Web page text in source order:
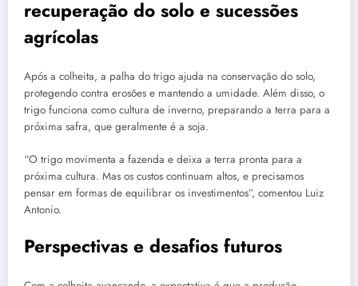
recuperação do solo e sucessões
agrícolas
Após a colheita, a palha do trigo ajuda na conservação do solo,
protegendo contra erosões e mantendo a umidade. Além disso, o
trigo funciona como cultura de inverno, preparando a terra para a
próxima safra, que geralmente é a soja.
“O trigo movimenta a fazenda e deixa a terra pronta para a
próxima cultura. Mas os custos continuam altos, e precisamos
pensar em formas de equilibrar os investimentos”, comentou Luiz
Antonio.
Perspectivas e desafios futuros